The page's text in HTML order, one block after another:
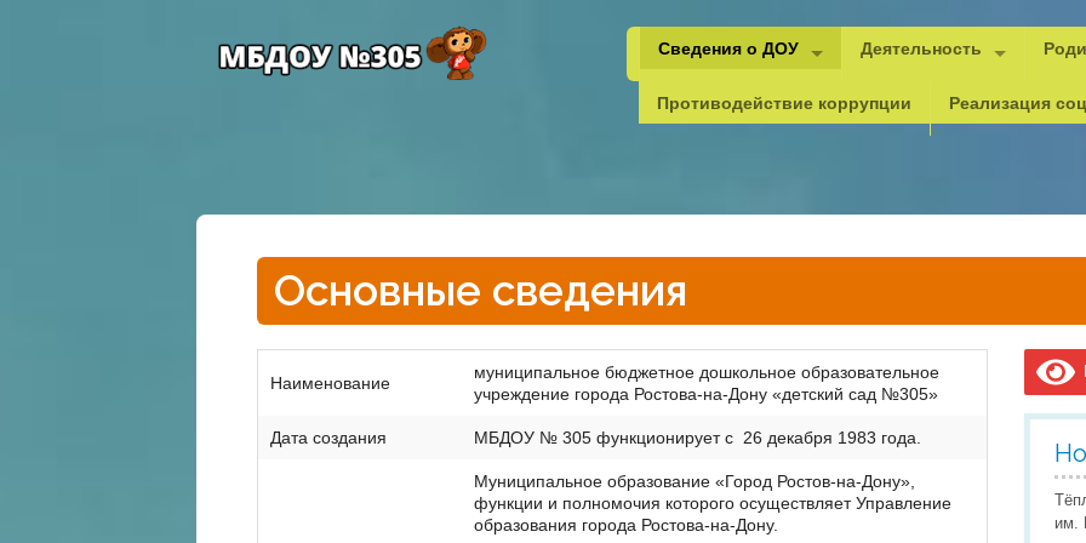
Сведения о ДОУ
Документы для рейтинга
Образование
Образовательные стандарты
Руководитель и педагоги
Материально-техническое обеспечение
Стипендии и меры поддержки обучающихся
Платные услуги
Финансово-хозяйственная деятельность
Вакантные места для приема (перевода)
Деятельность
Методическая копилка
Безопасность
ГО и
Инновационная
Браво, дети!
Проектная деятельность
Всемирный День правовой
Наставничество
Мероприятия детского сада
Противодействие коррупции Реализация
Основные сведения
Наименование
муниципальное бюджетное дошкольное образовательное
учреждение города Ростова-на-Дону «детский сад №305»
Дата создания МБДОУ № 305 функционирует с 26 декабря 1983 года.
Муниципальное образование «Город Ростов-на-Дону»,
функции и полномочия которого осуществляет Управление
образования города Ростова-на-Дону.
им.